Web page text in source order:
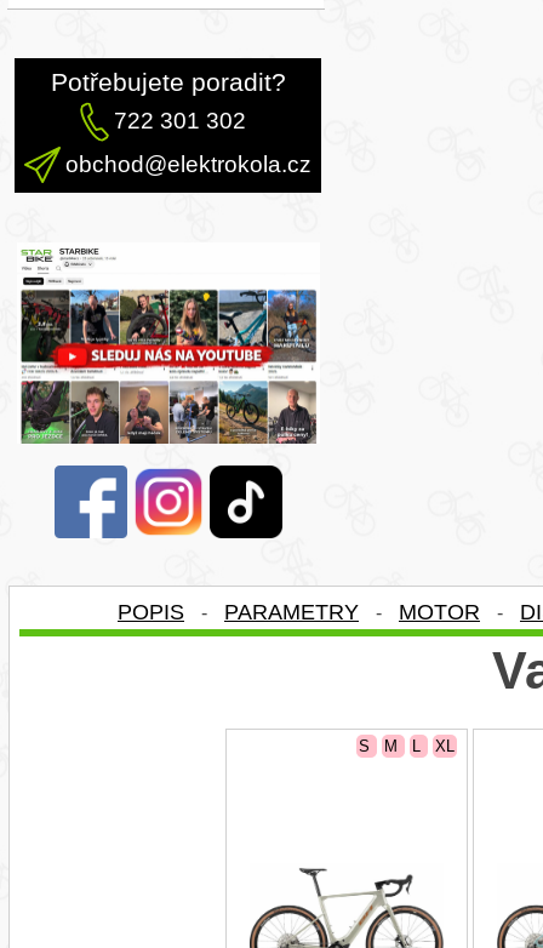
Potřebujete poradit?
722 301 302
obchod@elektrokola.cz
POPIS - PARAMETRY - MOTOR -
S M L XL